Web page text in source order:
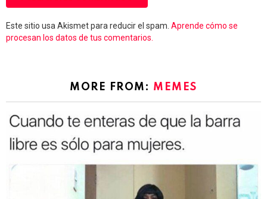
Este sitio usa Akismet para reducir el spam. Aprende cómo se
procesan los datos de tus comentarios.
MORE FROM: MEMES